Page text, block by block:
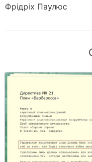
Фрідріх Паулюс